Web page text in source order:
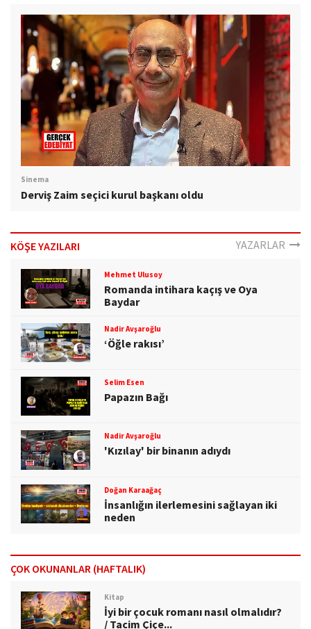
Sinema
Derviş Zaim seçici kurul başkanı oldu
KÖŞE YAZILARI YAZARLAR
Mehmet Ulusoy
Romanda intihara kaçış ve Oya
Baydar
Nadir Avşaroğlu
‘Öğle rakısı’
Selim Esen
Papazın Bağı
Nadir Avşaroğlu
'Kızılay' bir binanın adıydı
Doğan Karaağaç
İnsanlığın ilerlemesini sağlayan iki
neden
ÇOK OKUNANLAR (HAFTALIK)
Kitap
İyi bir çocuk romanı nasıl olmalıdır?
/ Tacim Çiçe...